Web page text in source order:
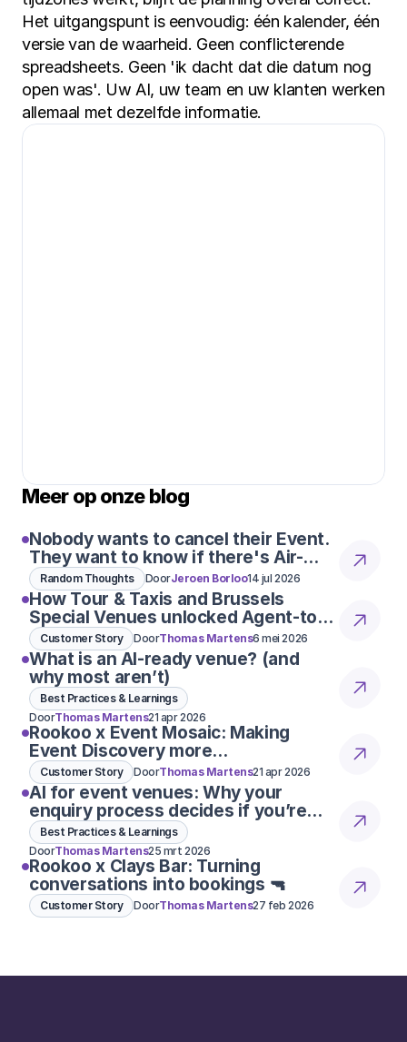
Het uitgangspunt is eenvoudig: één kalender, één
versie van de waarheid. Geen conflicterende
spreadsheets. Geen 'ik dacht dat die datum nog
open was'. Uw AI, uw team en uw klanten werken
allemaal met dezelfde informatie.
Meer op onze blog
Nobody wants to cancel their Event.
They want to know if there's Air-
Con
Random Thoughts DoorJeroen Borloo14 jul 2026
How Tour & Taxis and Brussels
Special Venues unlocked Agent-to-
Agent conversations
Customer Story DoorThomas Martens6 mei 2026
What is an AI-ready venue? (and
why most aren’t)
Best Practices & Learnings
DoorThomas Martens21 apr 2026
Rookoo x Event Mosaic: Making
Event Discovery more
conversational
Customer Story DoorThomas Martens21 apr 2026
AI for event venues: Why your
enquiry process decides if you’re
considered 👀
Best Practices & Learnings
DoorThomas Martens25 mrt 2026
Rookoo x Clays Bar: Turning
conversations into bookings 🔫
Customer Story DoorThomas Martens27 feb 2026